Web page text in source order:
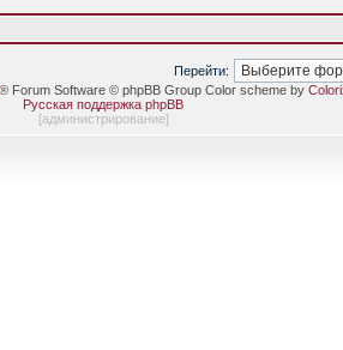
Перейти:
Forum Software © phpBB Group Color scheme by
Русская поддержка phpBB
[администрирование]